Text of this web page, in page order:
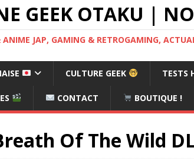
GEEK OTAKU |
ANIME JAP, GAMING & RETROGAMING,
CULTURE GEEK TESTS
CONTACT BOUTIQUE !
Of The Wild